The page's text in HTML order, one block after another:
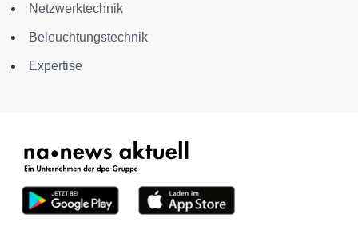
Netzwerktechnik
Beleuchtungstechnik
Expertise